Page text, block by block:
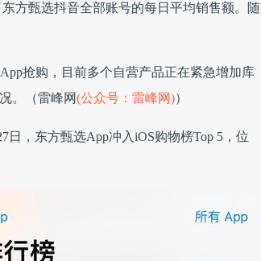
方甄选抖音全部账号的每日平均销售额。随
抢购，目前多个自营产品正在紧急增加库
。（雷峰网(公众号：雷峰网)）
，东方甄选App冲入iOS购物榜Top 5，位